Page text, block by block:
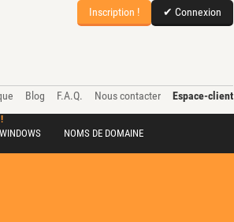
Inscription ! ✔ Connexion
Blog F.A.Q. Nous contacter Espace-client
NOMS DE DOMAINE